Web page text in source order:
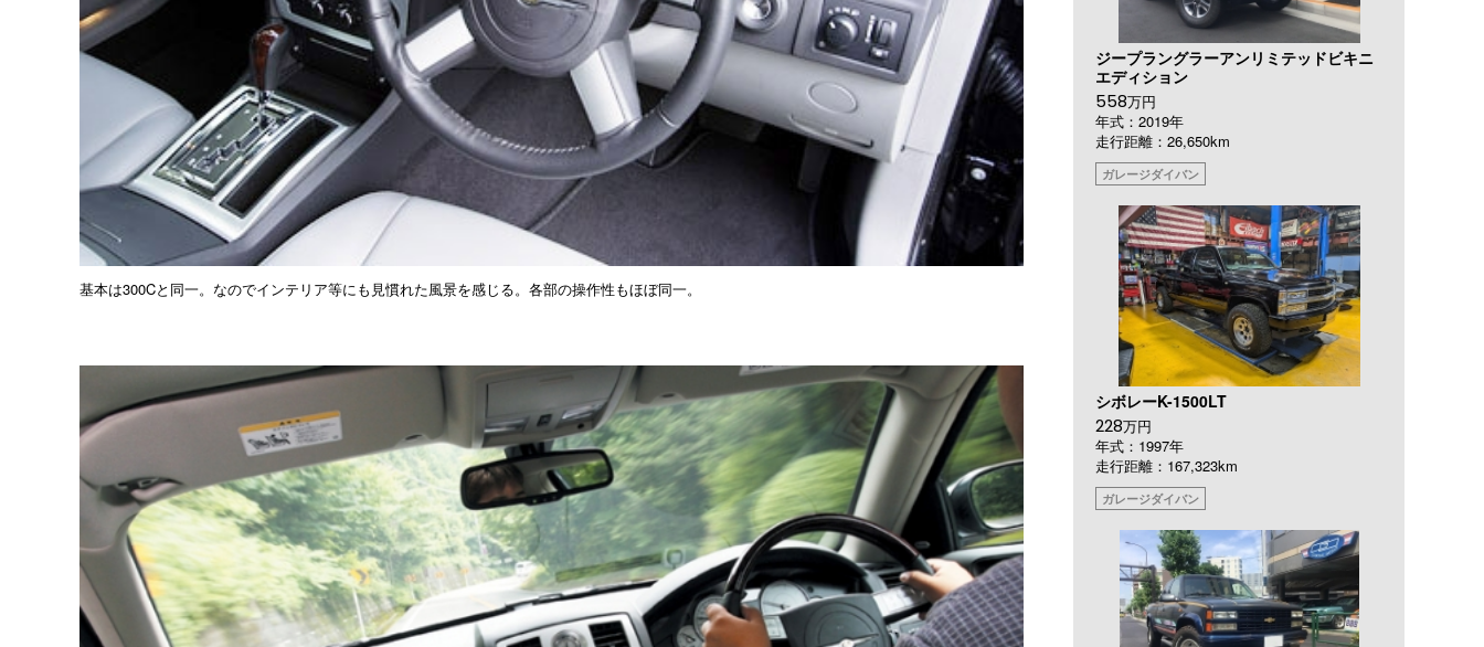
基本は300Cと同一。なのでインテリア等にも見慣れた風景を感じる。各部の操作性もほぼ同一。
ジープラングラーアンリミテッドビキニ
エディション
558万円
年式：2019年
走行距離：26,650km
ガレージダイバン
シボレーK-1500LT
228万円
年式：1997年
走行距離：167,323km
ガレージダイバン